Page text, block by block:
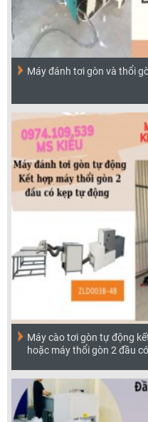
Máy đánh tơi gòn và thổi
Máy cào tơi gòn tự động
hoặc máy thổi gòn 2 đầu